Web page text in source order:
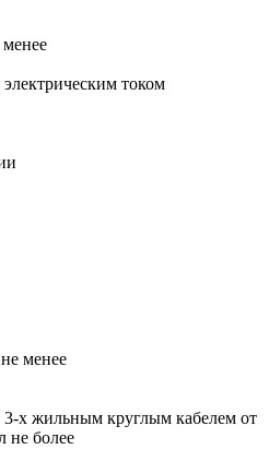
током
менее
х жильным круглым кабелем от
не более